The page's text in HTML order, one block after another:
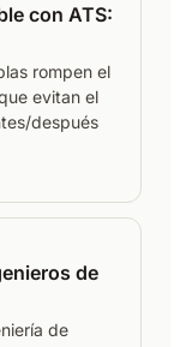
con ATS:
rompen el
evitan el
después
de
de